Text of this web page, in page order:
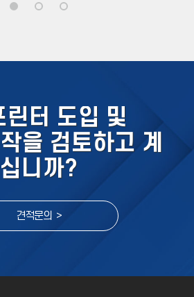
린터 도입 및
을 검토하고 계
십니까?
견적문의 >